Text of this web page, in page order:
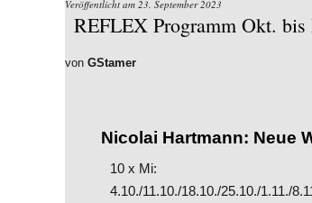
Veröffentlicht am 23. September 2023
REFLEX Programm Okt. bis
von GStamer
Nicolai Hartmann: Neue
10 x Mi:
4.10./11.10./18.10./25.10./1.11./